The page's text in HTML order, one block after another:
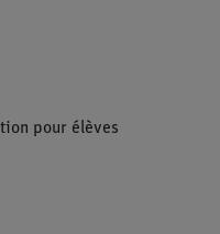
pour élèves